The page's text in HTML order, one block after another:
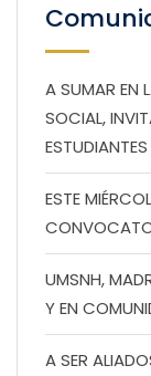
A SUMAR EN
SOCIAL,
ESTE
UMSNH,
Y EN
A SER